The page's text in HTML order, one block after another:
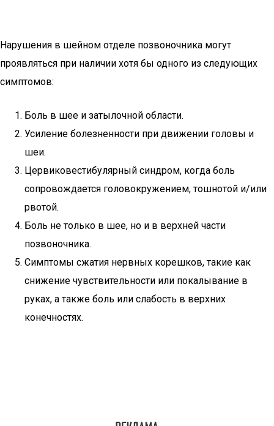
Нарушения в шейном отделе позвоночника могут
проявляться при наличии хотя бы одного из следующих
симптомов:
Боль в шее и затылочной области.
Усиление болезненности при движении головы и
шеи.
Цервиковестибулярный синдром, когда боль
сопровождается головокружением, тошнотой и/или
рвотой.
Боль не только в шее, но и в верхней части
позвоночника.
Симптомы сжатия нервных корешков, такие как
снижение чувствительности или покалывание в
руках, а также боль или слабость в верхних
конечностях.